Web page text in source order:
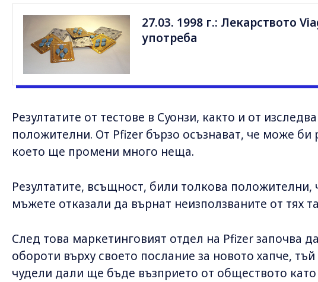
27.03. 1998 г.: Лекарството
употреба
Резултатите от тестове в Суонзи, както и от
положителни. От Pfizer бързо осъзнават, че може би
което ще промени много неща.
Резултатите, всъщност, били толкова положителни,
мъжете отказали да върнат неизползваните от тях
След това маркетинговият отдел на Pfizer започва
обороти върху своето послание за новото хапче,
чудели дали ще бъде възприето от обществото